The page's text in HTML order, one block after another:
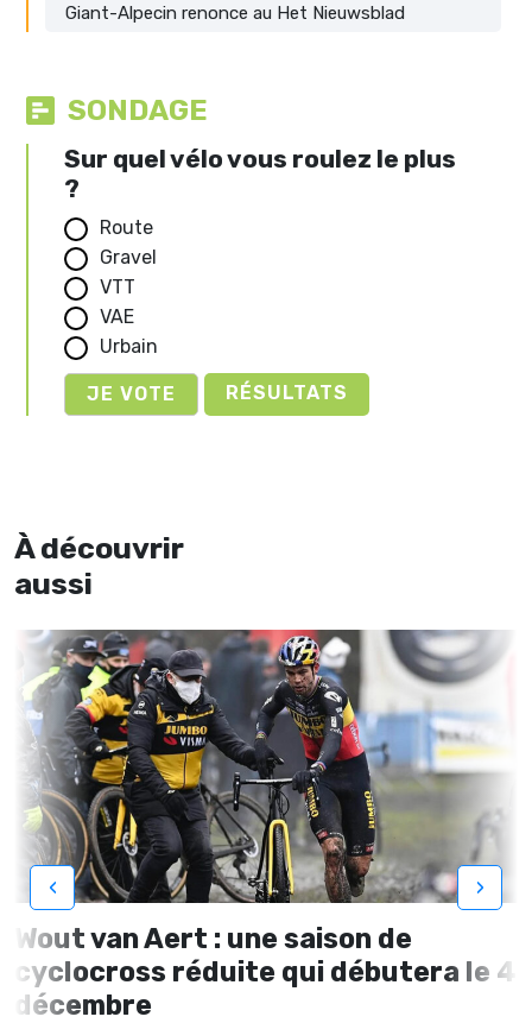
Giant-Alpecin renonce au Het Nieuwsblad
SONDAGE
Sur quel vélo vous roulez le plus
?
Route
Gravel
VTT
VAE
Urbain
RÉSULTATS
À découvrir
aussi
Wout van Aert : une saison de
cyclocross réduite qui débutera le 4
décembre
‹ ›